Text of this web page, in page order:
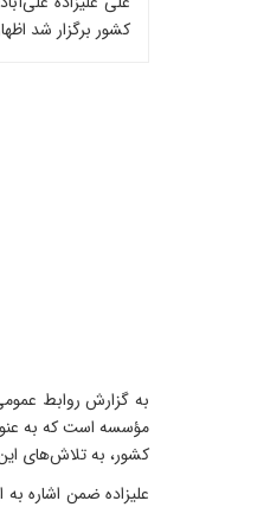
کشور برگزار شد
به گزارش روابط
مؤسسه است که به
کشور، به تلاش‌های